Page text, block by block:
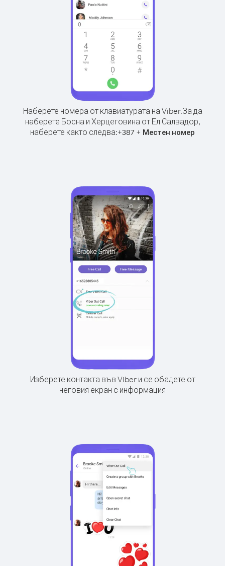
Наберете номера от клавиатурата на Viber.За да
наберете Босна и Херцеговина от Ел Салвадор,
наберете както следва:+387 + Местен номер
Изберете контакта във Viber и се обадете от
неговия екран с информация